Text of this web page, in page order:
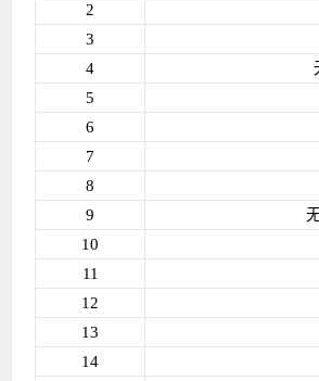
2
3
4
5
6
7
8
9
10
11
12
13
14